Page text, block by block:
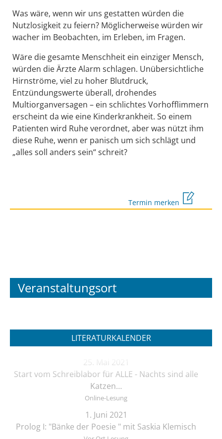
Was wäre, wenn wir uns gestatten würden die
Nutzlosigkeit zu feiern? Möglicherweise würden wir
wacher im Beobachten, im Erleben, im Fragen.
Wäre die gesamte Menschheit ein einziger Mensch,
würden die Ärzte Alarm schlagen. Unübersichtliche
Hirnströme, viel zu hoher Blutdruck,
Entzündungswerte überall, drohendes
Multiorganversagen – ein schlichtes Vorhofflimmern
erscheint da wie eine Kinderkrankheit. So einem
Patienten wird Ruhe verordnet, aber was nützt ihm
diese Ruhe, wenn er panisch um sich schlägt und
„alles soll anders sein“ schreit?
Termin merken
Veranstaltungsort
LITERATURKALENDER
25. Mai 2021
Start vom Schreiblabor für ALLE - Nachts sind alle
Katzen…
Online-Lesung
1. Juni 2021
Prolog I: "Bänke der Poesie " mit Saskia Klemisch